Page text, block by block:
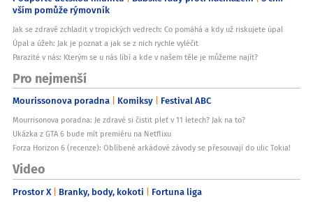
vším pomůže rýmovník
Jak se zdravě zchladit v tropických vedrech: Co pomáhá a kdy už riskujete úpal
Úpal a úžeh: Jak je poznat a jak se z nich rychle vyléčit
Parazité v nás: Kterým se u nás líbí a kde v našem těle je můžeme najít?
Pro nejmenší
Mourissonova poradna Komiksy Festival ABC
Mourrisonova poradna: Je zdravé si čistit pleť v 11 letech? Jak na to?
Ukázka z GTA 6 bude mít premiéru na Netflixu
Forza Horizon 6 (recenze): Oblíbené arkádové závody se přesouvají do ulic Tokia!
Video
Prostor X Branky, body, kokoti Fortuna liga